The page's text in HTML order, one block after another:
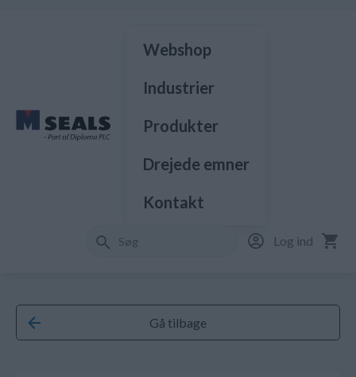
Webshop
Industrier
Produkter
Drejede emner
Kontakt
Log ind
Gå tilbage